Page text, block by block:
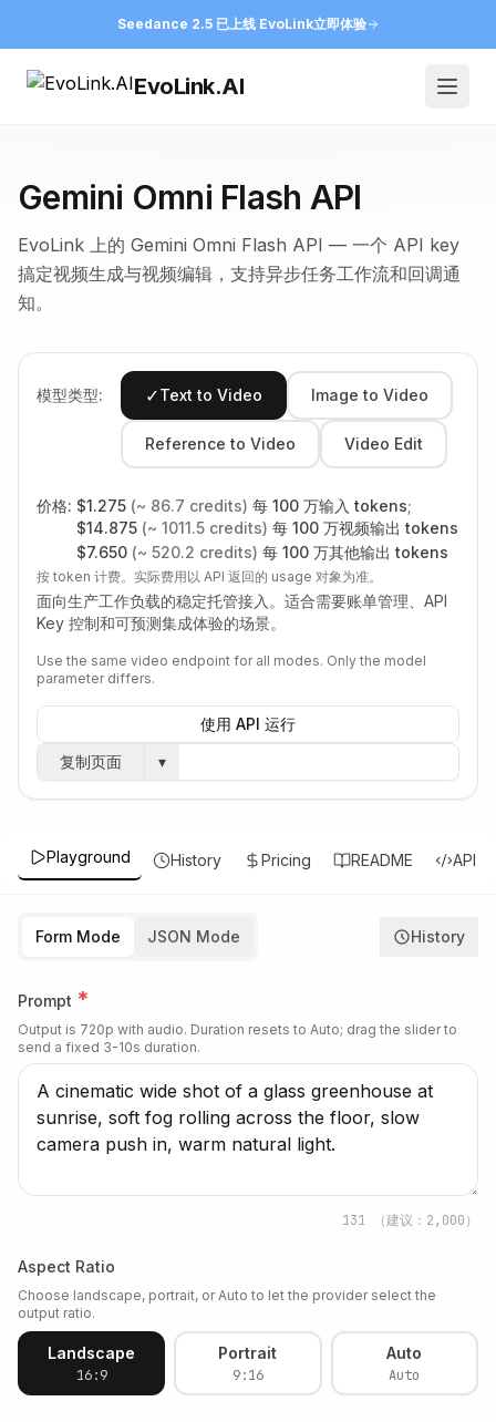
Seedance 2.5 已上线 EvoLink立即体验
EvoLink.AI
Gemini Omni Flash API
EvoLink 上的 Gemini Omni Flash API — 一个 API key
搞定视频生成与视频编辑，支持异步任务工作流和回调通
知。
模型类型: ✓Text to Video Image to Video
Reference to Video Video Edit
价格: $1.275 (~ 86.7 credits) 每 100 万输入 tokens;
$14.875 (~ 1011.5 credits) 每 100 万视频输出 tokens
$7.650 (~ 520.2 credits) 每 100 万其他输出 tokens
按 token 计费。实际费用以 API 返回的 usage 对象为准。
面向生产工作负载的稳定托管接入。适合需要账单管理、API
Key 控制和可预测集成体验的场景。
Use the same video endpoint for all modes. Only the model
parameter differs.
使用 API 运行
复制页面
▾
Playground History Pricing README API
Form Mode JSON Mode History
Prompt *
Output is 720p with audio. Duration resets to Auto; drag the slider to
send a fixed 3-10s duration.
131 （建议：2,000）
Aspect Ratio
Choose landscape, portrait, or Auto to let the provider select the
output ratio.
Landscape
16:9
Portrait
9:16
Auto
Auto